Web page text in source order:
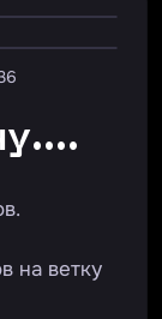
на ветку